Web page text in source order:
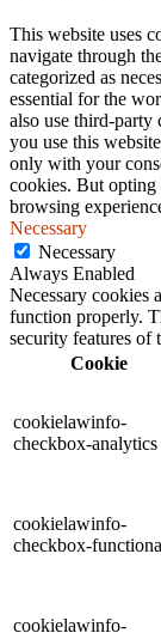
This website uses
navigate through
categorized as
essential for the
also use third-party
you use this
only with your
cookies. But opting
browsing
Necessary
Necessary
Always Enabled
Necessary cookies
function properly.
security features of
Cookie
cookielawinfo-
checkbox-analytics
cookielawinfo-
checkbox-
cookielawinfo-